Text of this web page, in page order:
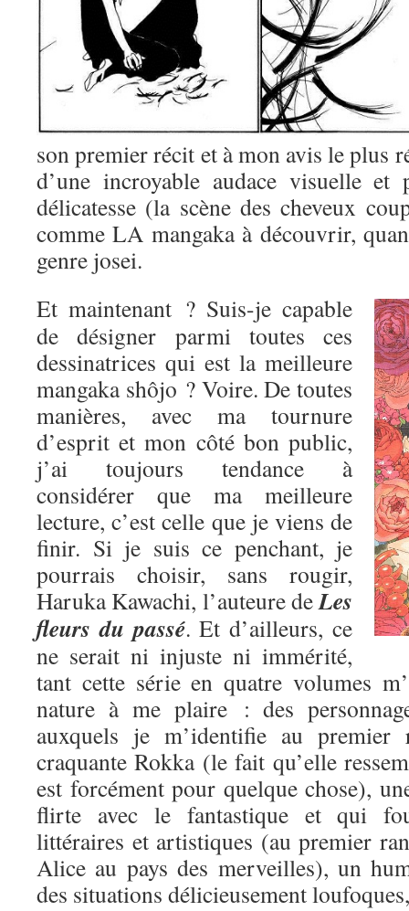
son premier récit et à mon avis le plus
d’une incroyable audace visuelle et
délicatesse (la scène des cheveux
comme LA mangaka à découvrir,
genre josei.
Et maintenant ? Suis-je capable
de désigner parmi toutes ces
dessinatrices qui est la meilleure
mangaka shôjo ? Voire. De toutes
manières, avec ma tournure
d’esprit et mon côté bon public,
j’ai toujours tendance à
considérer que ma meilleure
lecture, c’est celle que je viens de
finir. Si je suis ce penchant, je
pourrais choisir, sans rougir,
Haruka Kawachi, l’auteure deLes
fleurs du passé. Et d’ailleurs, ce
ne serait ni injuste ni immérité,
tant cette série en quatre volumes
nature à me plaire : des
auxquels je m’identifie au premier
craquante Rokka (le fait qu’elle
est forcément pour quelque chose),
flirte avec le fantastique et qui
littéraires et artistiques (au premier
Alice au pays des merveilles), un
des situations délicieusement